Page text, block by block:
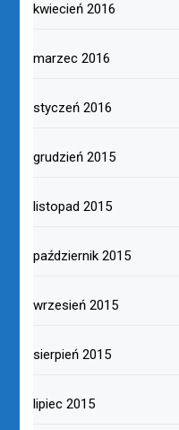
kwiecień 2016
marzec 2016
styczeń 2016
grudzień 2015
listopad 2015
październik 2015
wrzesień 2015
sierpień 2015
lipiec 2015